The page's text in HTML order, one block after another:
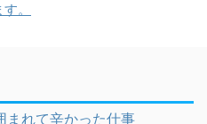
。
まれて辛かった仕事